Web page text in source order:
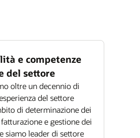
e competenze
del settore
oltre un decennio di
del settore
di determinazione dei
e gestione dei
siamo leader di settore